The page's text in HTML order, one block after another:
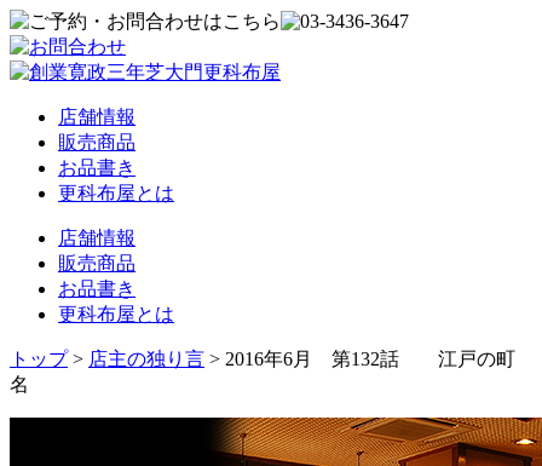
店舗情報
販売商品
お品書き
更科布屋とは
店舗情報
販売商品
お品書き
更科布屋とは
トップ > 店主の独り言 > 2016年6月 第132話 江戸の町
名